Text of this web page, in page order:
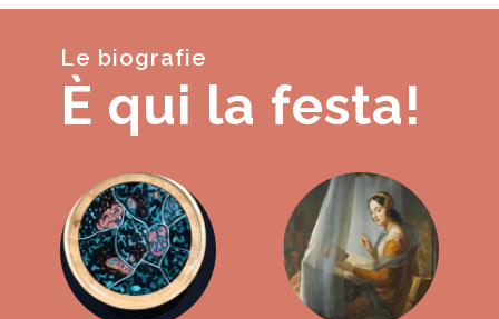
Le biografie
È qui la festa!